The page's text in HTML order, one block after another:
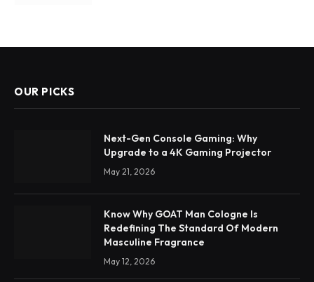
OUR PICKS
Next-Gen Console Gaming: Why
Upgrade to a 4K Gaming Projector
May 21, 2026
Know Why GOAT Man Cologne Is
Redefining The Standard Of Modern
Masculine Fragrance
May 12, 2026